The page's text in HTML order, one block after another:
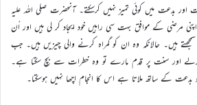
بدعت میں کوئی تمیز نہیں کرسکتے۔ آنحضرت صلی اللہ علیہ
مرضی کے موافق بہت سی راہیں خود ایجاد کر لی ہیں اور اُن
ہیں۔ حالانکہ وہ ان کو گمراہ کرنے والی چیزیں ہیں۔ جب
اور سنت پر قدم مارے تو وہ خطرات سے بچ سکتا ہے۔
بدعت کے ساتھ ملاتا ہے اس کا انجام اچھا نہیں ہوسکتا۔